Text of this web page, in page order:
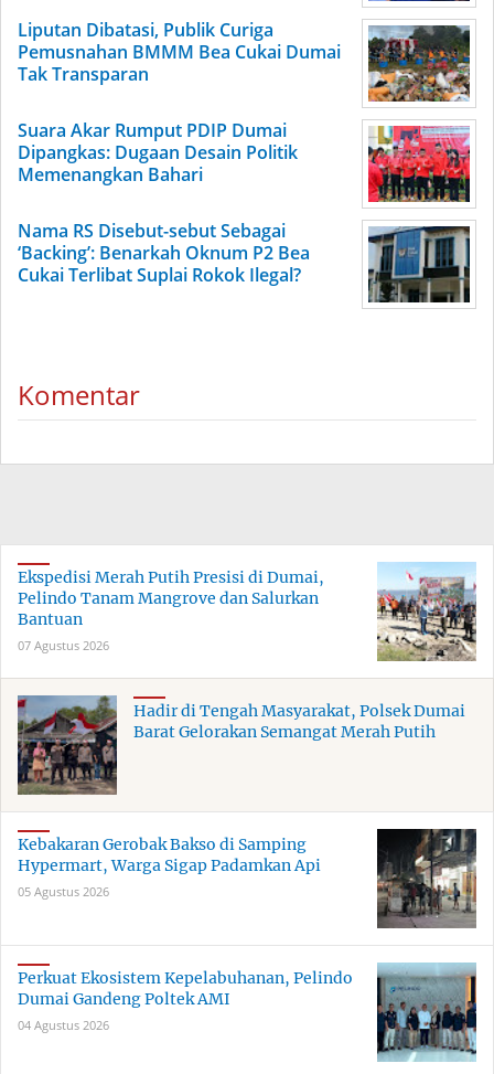
Liputan Dibatasi, Publik Curiga
Pemusnahan BMMM Bea Cukai Dumai
Tak Transparan
Suara Akar Rumput PDIP Dumai
Dipangkas: Dugaan Desain Politik
Memenangkan Bahari
Nama RS Disebut-sebut Sebagai
‘Backing’: Benarkah Oknum P2 Bea
Cukai Terlibat Suplai Rokok Ilegal?
Komentar
Ekspedisi Merah Putih Presisi di Dumai,
Pelindo Tanam Mangrove dan Salurkan
Bantuan
07 Agustus 2026
Hadir di Tengah Masyarakat, Polsek Dumai
Barat Gelorakan Semangat Merah Putih
Kebakaran Gerobak Bakso di Samping
Hypermart, Warga Sigap Padamkan Api
05 Agustus 2026
Perkuat Ekosistem Kepelabuhanan, Pelindo
Dumai Gandeng Poltek AMI
04 Agustus 2026